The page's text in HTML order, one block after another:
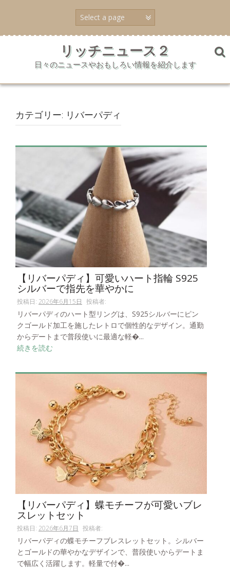
ン
ッ
リッチニュース２
日々のニュースやおもしろい情報を紹介します
カテゴリー: リバーパディ
【リバーパディ】可愛いハート指輪 S925
シルバーで指先を華やかに
投稿日: 2026年6月15日 投稿者:
リバーパディのハート型リングは、S925シルバーにピン
クゴールド加工を施したレトロで個性的なデザイン。通勤
からデートまで普段使いに最適な軽�...
続きを読む
【リバーパディ】蝶モチーフが可愛いブレ
スレットセット
投稿日: 2026年6月7日 投稿者:
リバーパディの蝶モチーフブレスレットセット。シルバー
とゴールドの華やかなデザインで、普段使いからデートま
で幅広く活躍します。軽量で付�...